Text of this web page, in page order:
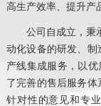
高生产效率、提升产
公司自成立，秉承
动化设备的研发、制
产线集成服务，以
了完善的售后服务
针对性的意见和专